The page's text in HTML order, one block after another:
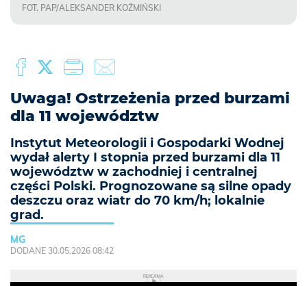
FOT. PAP/ALEKSANDER KOŹMIŃSKI
Uwaga! Ostrzeżenia przed burzami
dla 11 województw
Instytut Meteorologii i Gospodarki Wodnej
wydał alerty I stopnia przed burzami dla 11
województw w zachodniej i centralnej
części Polski. Prognozowane są silne opady
deszczu oraz wiatr do 70 km/h; lokalnie
grad.
MG
DODANE 30.05.2026 08:42
REKLAMA